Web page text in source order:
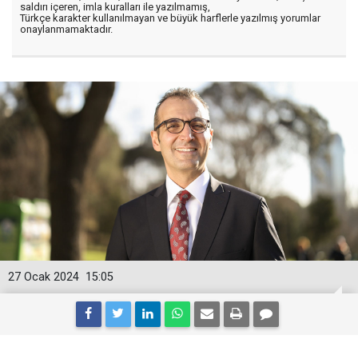
saldırı içeren, imla kuralları ile yazılmamış,
Türkçe karakter kullanılmayan ve büyük harflerle yazılmış yorumlar
onaylanmamaktadır.
15:05
27 Ocak 2024